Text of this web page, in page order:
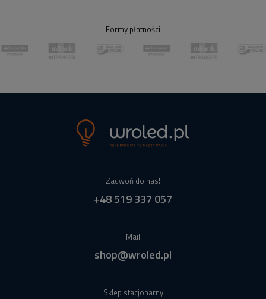
Formy płatności
Zadwoń do nas!
+48 519 337 057
Mail
shop@wroled.pl
Sklep stacjonarny